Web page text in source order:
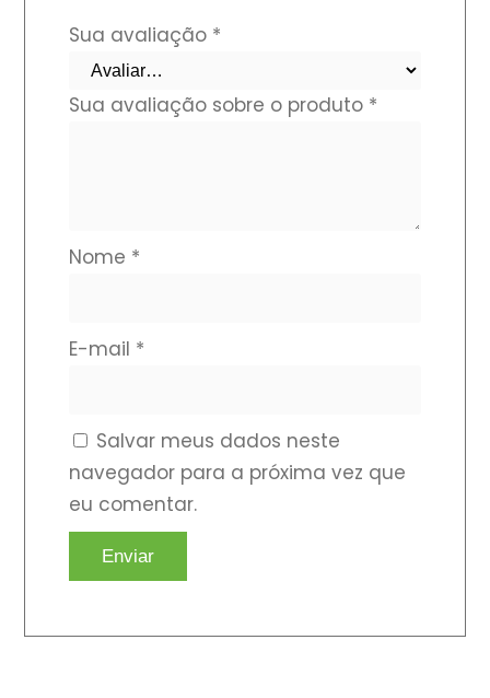
Sua avaliação *
Sua avaliação sobre o produto *
Nome *
E-mail *
Salvar meus dados neste
navegador para a próxima vez que
eu comentar.